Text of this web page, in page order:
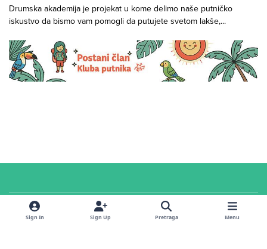
Drumska akademija je projekat u kome delimo naše putničko
iskustvo da bismo vam pomogli da putujete svetom lakše,...
© 2026 Klub putnika. Sva prava zadržana. Sadržaj u
sekciji i na
Sign In Sign Up Pretraga Menu